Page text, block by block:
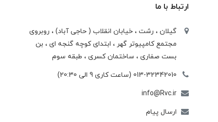
ارتباط با ما
گیلان ، رشت ، خيابان انقلاب ( حاجی آباد) ، روبروی
مجتمع كامپيوتر گهر ، ابتدای كوچه گنجه ای ، بن
بست صفاری ، ساختمان كسری ، طبقه سوم
013-32342010 (ساعت کاری 9 الی 20:30)
info@Rvc.ir
ارسال پیام